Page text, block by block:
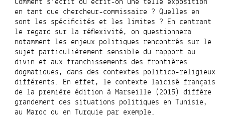
en tant que chercheur-commissaire ? Quelles en
sont les spécificités et les limites ? En centrant
le regard sur la réflexivité, on questionnera
notamment les enjeux politiques rencontrés sur le
sujet particulièrement sensible du rapport au
divin et aux franchissements des frontières
dogmatiques, dans des contextes politico-religieux
différents. En effet, le contexte laïcisé français
de la première édition à Marseille (2015) diffère
grandement des situations politiques en Tunisie,
au Maroc ou en Turquie par exemple.